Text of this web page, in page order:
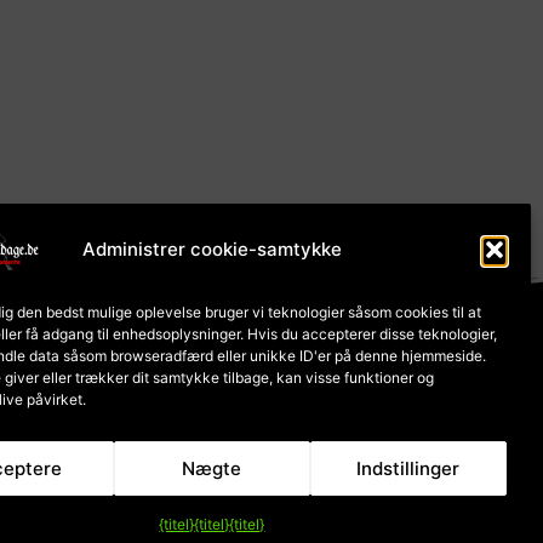
Administrer cookie-samtykke
den bedst mulige oplevelse bruger vi teknologier såsom cookies til at
få adgang til enhedsoplysninger. Hvis du accepterer disse teknologier,
data såsom browseradfærd eller unikke ID'er på denne hjemmeside.
giver eller trækker dit samtykke tilbage, kan visse funktioner og
påvirket.
Nægte Indstillinger
{titel}{titel}{titel}
og forsendelse
af leveringslandets momssats.